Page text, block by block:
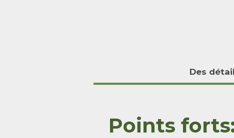
Des
Points